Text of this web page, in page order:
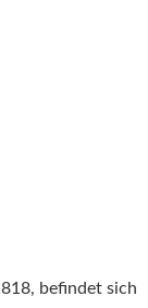
befindet sich